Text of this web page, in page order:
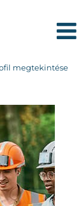
megtekintése